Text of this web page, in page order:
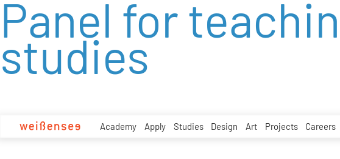
zum
Inhalt
Academy Apply Studies Design Art Projects Careers
Panel for
studies